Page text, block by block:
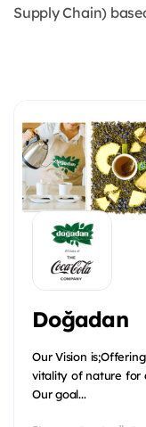
Supply Chain)
Doğadan
Our Vision
vitality of nature for
Our goal...